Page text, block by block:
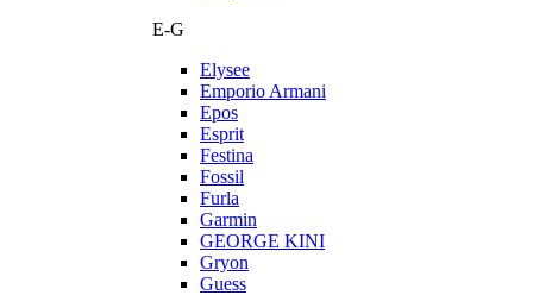
E-G
Elysee
Emporio Armani
Epos
Esprit
Festina
Fossil
Furla
Garmin
GEORGE KINI
Gryon
Guess